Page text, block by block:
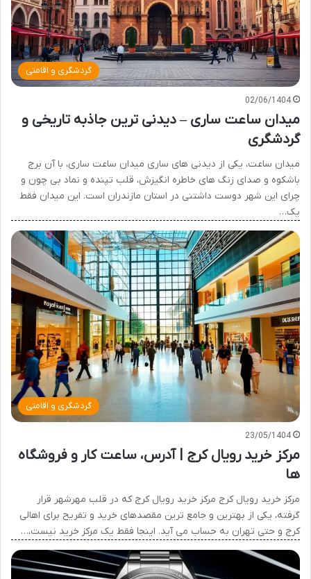
گردشگری و اقامتی
02/06/1404
میدان ساعت ساری – دیدنی ترین جاذبه تاریخی و
گردشگری
میدان ساعت، یکی از دیدنی های ساری میدان ساعت ساری، با آن برج
باشکوه و صدای زنگ های خاطره انگیزش، قلب تپنده و نماد بی چون و
چرای این شهر دوست داشتنی در استان مازندران است. این میدان فقط
یک…
گردشگری و اقامتی
23/05/1404
مرکز خرید رویال کرج | آدرس، ساعت کار و فروشگاه
ها
مرکز خرید رویال کرج مرکز خرید رویال کرج که در قلب مهرشهر قرار
گرفته، یکی از بهترین و جامع ترین مقصدهای خرید و تفریح برای اهالی
کرج و حتی تهران به حساب می آید. اینجا فقط یک مرکز خرید نیست،…